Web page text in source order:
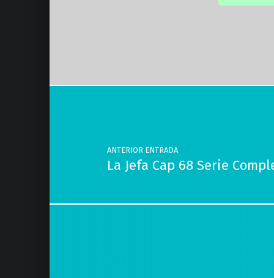
Navegación de entradas
ANTERIOR ENTRADA
La Jefa Cap 68 Serie